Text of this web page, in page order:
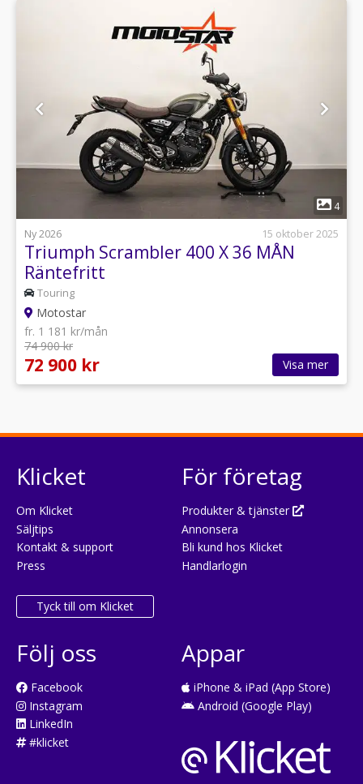
1
4
Ny 2026
15 oktober 2025
Triumph Scrambler 400 X 36 MÅN
Räntefritt
Touring
Motostar
fr. 1 181 kr/mån
74 900 kr
72 900 kr Visa mer
Klicket
Om Klicket
Säljtips
Kontakt & support
Press
Tyck till om Klicket
För företag
Produkter & tjänster
Annonsera
Bli kund hos Klicket
Handlarlogin
Följ oss
Facebook
Instagram
LinkedIn
#klicket
Appar
iPhone & iPad (App Store)
Android (Google Play)